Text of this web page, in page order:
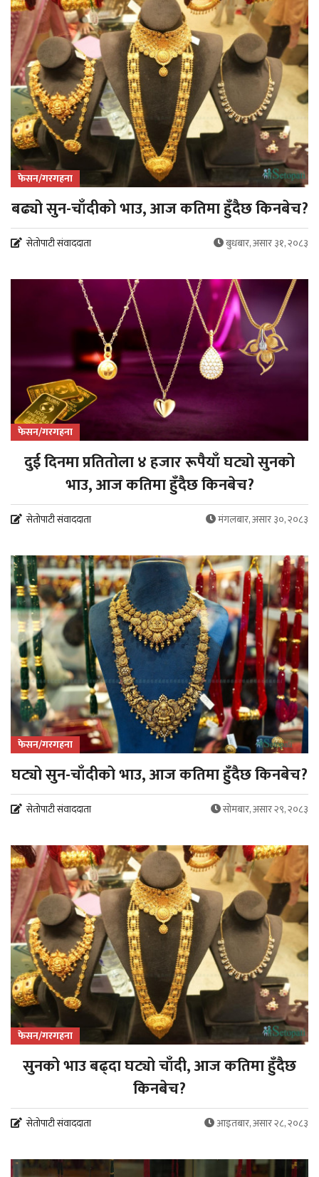
फेसन/गरगहना
बढ्यो सुन-चाँदीको भाउ, आज कतिमा हुँदैछ किनबेच?
सेतोपाटी संवाददाता बुधबार, असार ३१, २०८३
फेसन/गरगहना
दुई दिनमा प्रतितोला ४ हजार रूपैयाँ घट्यो सुनको
भाउ, आज कतिमा हुँदैछ किनबेच?
सेतोपाटी संवाददाता मंगलबार, असार ३०, २०८३
फेसन/गरगहना
घट्यो सुन-चाँदीको भाउ, आज कतिमा हुँदैछ किनबेच?
सेतोपाटी संवाददाता सोमबार, असार २९, २०८३
फेसन/गरगहना
सुनको भाउ बढ्दा घट्यो चाँदी, आज कतिमा हुँदैछ
किनबेच?
सेतोपाटी संवाददाता आइतबार, असार २८, २०८३